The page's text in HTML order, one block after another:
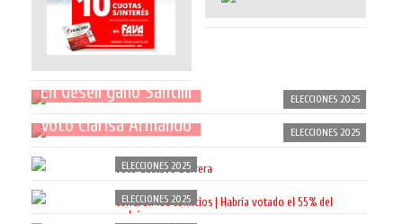
ELECCIONES 2025
En Gesell ganó Santilli
ELECCIONES 2025
Votó Clarisa Armando
ELECCIONES 2025
Votó Gustavo Barrera
ELECCIONES 2025
Cerraron los comicios | Habría votado el 55% del
padrón